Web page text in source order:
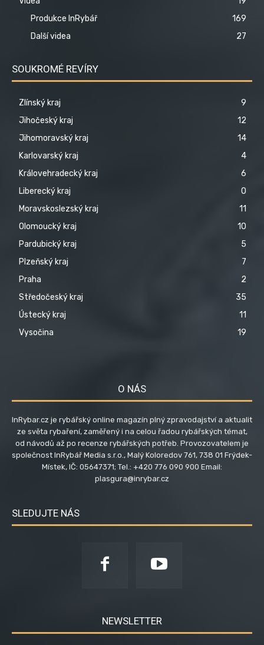
Produkce InRybář
169
Další videa
27
SOUKROMÉ REVÍRY
Zlínský kraj
9
Jihočeský kraj
12
Jihomoravský kraj
14
Karlovarský kraj
4
Královehradecký kraj
6
Liberecký kraj
0
Moravskoslezský kraj
11
Olomoucký kraj
10
Pardubický kraj
5
Plzeňský kraj
7
Praha
2
Středočeský kraj
35
Ústecký kraj
11
Vysočina
19
O NÁS
InRybar.cz je rybářský online magazín plný zpravodajství a aktualit
ze světa rybaření, zaměřený i na celou řadou rybářských témat,
od návodů až po recenze rybářských potřeb. Provozovatelem je
společnost InRybář Media s.r.o., Malý Koloredov 761, 738 01 Frýdek-
Místek, IČ: 05647371; Tel.: +420 776 090 900 Email:
plasgura@inrybar.cz
SLEDUJTE NÁS
NEWSLETTER